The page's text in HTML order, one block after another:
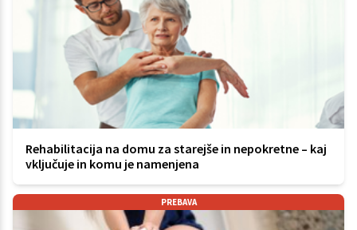
Rehabilitacija na domu za starejše in nepokretne – kaj
vključuje in komu je namenjena
PREBAVA